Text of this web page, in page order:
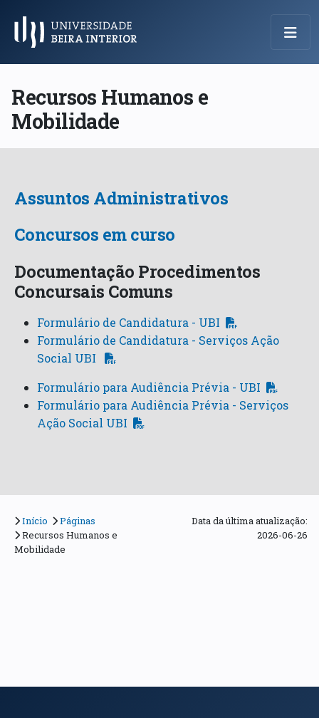
Menu Principal
Recursos Humanos e
Mobilidade
Assuntos Administrativos
Concursos em curso
Documentação Procedimentos
Concursais Comuns
Formulário de Candidatura - UBI
Formulário de Candidatura - Serviços Ação
Social UBI
Formulário para Audiência Prévia - UBI
Formulário para Audiência Prévia - Serviços
Ação Social UBI
Início
Páginas
Recursos Humanos e
Mobilidade
Data da última atualização:
2026-06-26